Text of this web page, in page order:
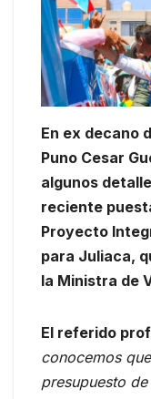
En ex decano
Puno Cesar
algunos
reciente
Proyecto
para Juliaca,
la Ministra de
El referido
conocemos
presupuesto